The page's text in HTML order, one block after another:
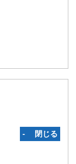
‐ 閉じる